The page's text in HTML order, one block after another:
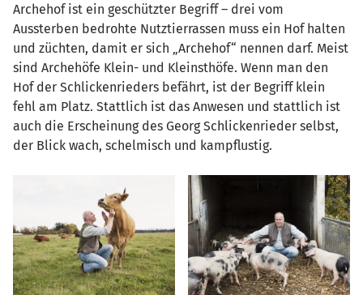
Archehof ist ein geschützter Begriff – drei vom
Aussterben bedrohte Nutztierrassen muss ein Hof halten
und züchten, damit er sich „Archehof“ nennen darf. Meist
sind Archehöfe Klein- und Kleinsthöfe. Wenn man den
Hof der Schlickenrieders befährt, ist der Begriff klein
fehl am Platz. Stattlich ist das Anwesen und stattlich ist
auch die Erscheinung des Georg Schlickenrieder selbst,
der Blick wach, schelmisch und kampflustig.